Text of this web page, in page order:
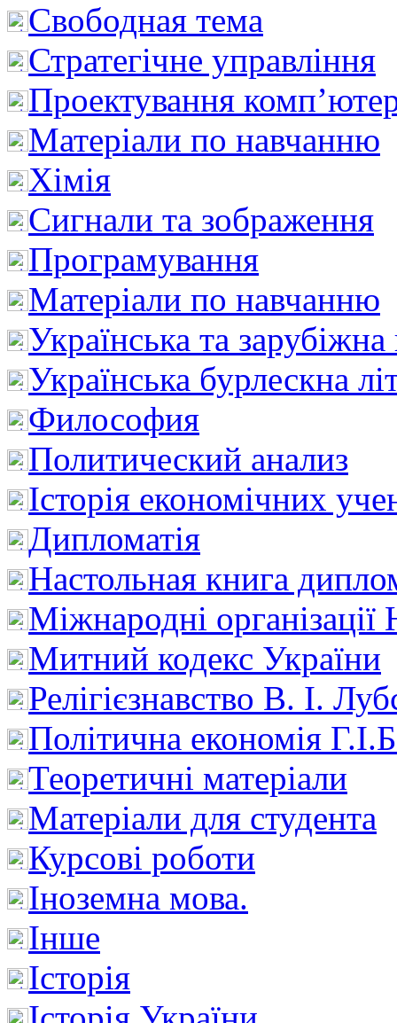
Свободная тема
Стратегічне управління
Проектування
Матеріали по навчанню
Хімія
Сигнали та зображення
Програмування
Матеріали по навчанню
Українська та зарубіжна
Українська бурлескна
Философия
Политический анализ
Історія економічних
Дипломатія
Настольная книга
Міжнародні
Митний кодекс України
Релігієзнавство В. І.
Політична економія
Теоретичні матеріали
Матеріали для студента
Курсові роботи
Іноземна мова.
Інше
Історія